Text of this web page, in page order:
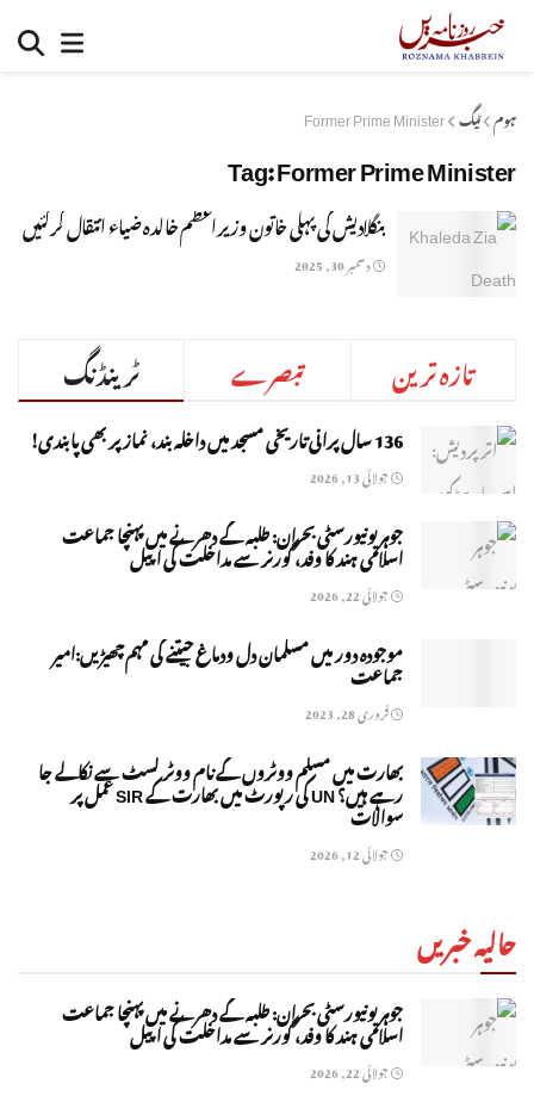
ہوم ٹیگ Former Prime Minister
Tag:Former Prime Minister
بنگلادیش کی پہلی خاتون وزیراعظم خالدہ ضیاء انتقال کرگئیں
دسمبر 30, 2025
ٹرینڈنگ تبصرے تازہ ترین
136 سال پرانی تاریخی مسجد میں داخلہ بند، نماز پر بھی پابندی!
جولائی 13, 2026
جوہر یونیورسٹی بحران: طلبہ کے دھرنے میں پہنچا جماعت
اسلامی ہند کا وفد، گورنر سے مداخلت کی اپیل
جولائی 22, 2026
موجودہ دور میں مسلمان دل ودماغ جیتنے کی مہم چھیڑیں:امیر
جماعت
فروری 28, 2023
بھارت میں مسلم ووٹروں کے نام ووٹر لسٹ سے نکالے جا
رہے ہیں؟ UN کی رپورٹ میں بھارت کے SIR عمل پر
سوالات
جولائی 12, 2026
حالیہ خبریں
جوہر یونیورسٹی بحران: طلبہ کے دھرنے میں پہنچا جماعت
اسلامی ہند کا وفد، گورنر سے مداخلت کی اپیل
جولائی 22, 2026